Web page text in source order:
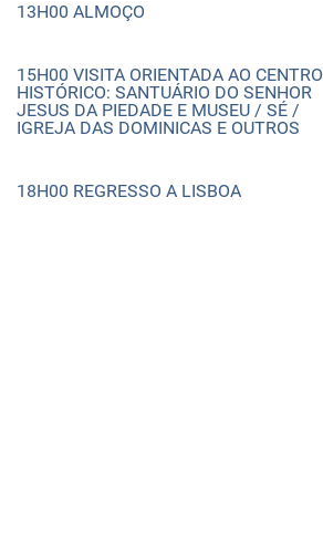
13H00 ALMOÇO
15H00 VISITA ORIENTADA AO CENTRO
HISTÓRICO: SANTUÁRIO DO SENHOR
JESUS DA PIEDADE E MUSEU / SÉ /
IGREJA DAS DOMINICAS E OUTROS
18H00 REGRESSO A LISBOA